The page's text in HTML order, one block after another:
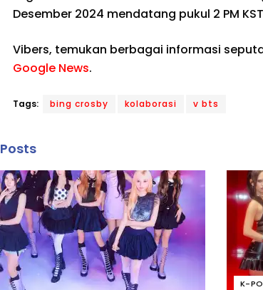
Desember 2024 mendatang pukul 2 PM
Vibers, temukan berbagai informasi
Google News.
Tags: bing crosby kolaborasi v bts
Posts
K-